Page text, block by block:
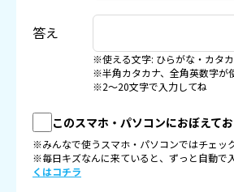
答え
※使える文字: ひらがな・カタ
※半角カタカナ、全角英数字が
※2〜20文字で入力してね
このスマホ・パソコンにおぼえてお
※みんなで使うスマホ・パソコンではチェッ
※毎日キズなんに来ていると、ずっと自動で
くはコチラ